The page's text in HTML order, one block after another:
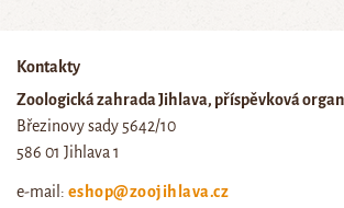
Kontakty
Zoologická zahrada Jihlava, příspěvková
Březinovy sady 5642/10
586 01 Jihlava 1
e-mail: eshop@zoojihlava.cz